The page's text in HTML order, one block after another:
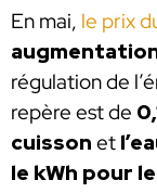
En mai, le prix
régulation de
repère est de
cuisson et
le kWh pour le